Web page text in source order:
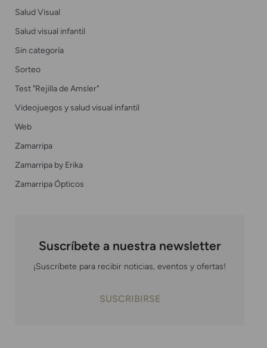
Salud Visual
Salud visual infantil
Sin categoría
Sorteo
Test "Rejilla de Amsler"
Videojuegos y salud visual infantil
Web
Zamarripa
Zamarripa by Erika
Zamarripa Ópticos
Suscríbete a nuestra newsletter
¡Suscríbete para recibir noticias, eventos y ofertas!
SUSCRIBIRSE